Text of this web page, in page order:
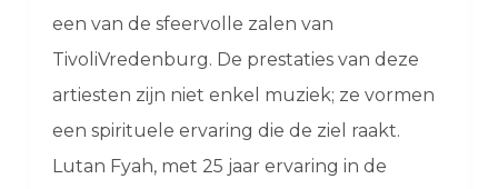
een van de sfeervolle zalen van
TivoliVredenburg. De prestaties van deze
artiesten zijn niet enkel muziek; ze vormen
een spirituele ervaring die de ziel raakt.
Lutan Fyah, met 25 jaar ervaring in de